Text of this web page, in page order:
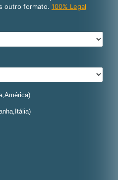
outro formato. 100% Legal